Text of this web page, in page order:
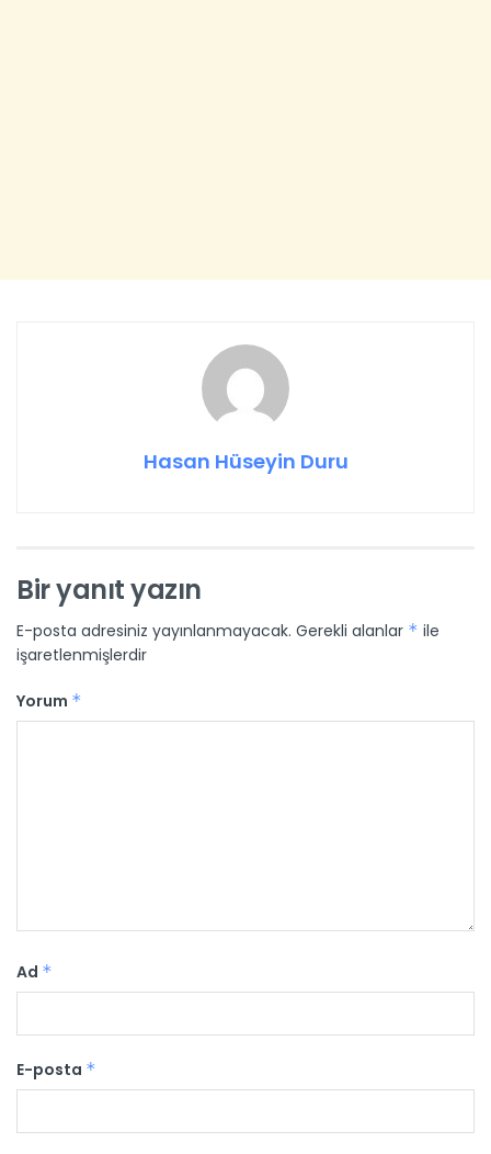
Hasan Hüseyin Duru
Bir yanıt yazın
E-posta adresiniz yayınlanmayacak. Gerekli alanlar * ile
işaretlenmişlerdir
Yorum *
Ad *
E-posta *